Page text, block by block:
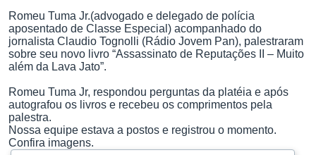
Romeu Tuma Jr.(advogado e delegado de polícia
aposentado de Classe Especial) acompanhado do
jornalista Claudio Tognolli (Rádio Jovem Pan), palestraram
sobre seu novo livro “Assassinato de Reputações II – Muito
além da Lava Jato”.
Romeu Tuma Jr, respondou perguntas da platéia e após
autografou os livros e recebeu os comprimentos pela
palestra.
Nossa equipe estava a postos e registrou o momento.
Confira imagens.